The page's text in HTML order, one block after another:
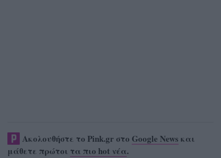
Ακολουθήστε το Pink.gr στο Google News και
μάθετε πρώτοι τα πιο hot νέα.